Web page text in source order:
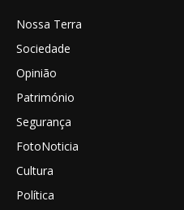
Nossa Terra
Sociedade
Opinião
Património
Segurança
FotoNoticia
Cultura
Política